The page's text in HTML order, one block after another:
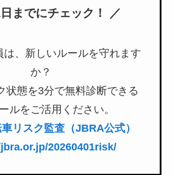
までにチェック！ ／
は、新しいルールを守れます
か？
状態を3分で無料診断できる
ルをご活用ください。
リスク監査（JBRA公式）
20260401risk/